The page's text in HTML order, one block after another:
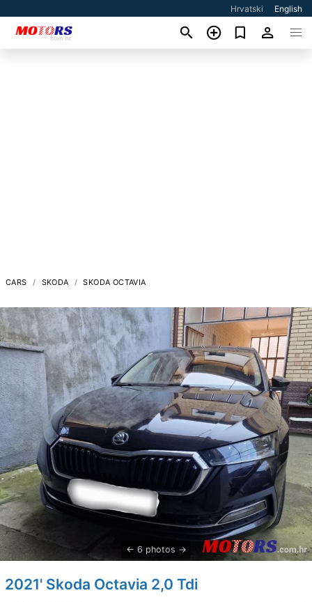
Hrvatski English
CARS SKODA SKODA OCTAVIA
6 photos
2021' Skoda Octavia 2,0 Tdi